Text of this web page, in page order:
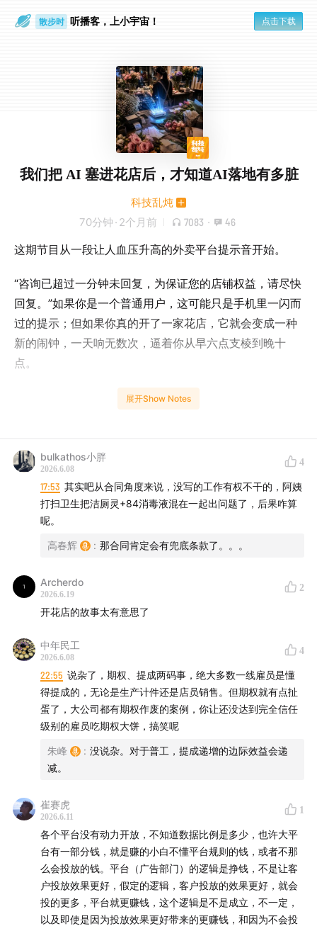
散步时 听播客，上小宇宙！ 点击下载
我们把 AI 塞进花店后，才知道AI落地有多脏
科技乱炖
70分钟 · 2个月前 7083 · 46
这期节目从一段让人血压升高的外卖平台提示音开始。
“咨询已超过一分钟未回复，为保证您的店铺权益，请尽快
回复。”如果你是一个普通用户，这可能只是手机里一闪而
过的提示；但如果你真的开了一家花店，它就会变成一种
新的闹钟，一天响无数次，逼着你从早六点支棱到晚十
点。
过去几年，大家聊 AI 落地，常常聊模型、Agent、工作
接进业务，而是先被现实按在地上摩擦一遍：花艺师不看
电脑、店员不愿盘点、外卖平台不开放数据、客户要看替
换后的效果图、老板被一分钟响应考核追着跑。
于是这期节目不是一次关于 AI 的宏大论道，而是一场很
具体、很狼狈，也很有价值的实践复盘。我们聊了为什么
生成花束图片看似简单实际很难，为什么线下行业最难的
地方常常不是技术，而是人、平台、流程和那些没人愿意
你会听到一个很反直觉的判断：AI 真正能落地的地方，往
往不是老板最先想象出来的地方，而是在你亲自开店、亲
自接单、亲自被平台规则折磨之后，才会从一堆琐碎细节
里冒出来。
相关链接
【本期主播】
朱峰：「津津乐道播客网络」创始人，产品及技术专
家。（微博：@zhufengme）
某高老师：「科技乱炖」主播，资深运维专家，互联网
和 IT 行业从业20 年，现任某互联网安全公司高管。
展开Show Notes
bulkathos小胖
2026.6.08
4
17:53 其实吧从合同角度来说，没写的工作有权不干的，阿姨
打扫卫生把洁厕灵+84消毒液混在一起出问题了，后果咋算
呢。
高春辉 : 那合同肯定会有兜底条款了。。。
Archerdo
2026.6.19
2
开花店的故事太有意思了
中年民工
2026.6.08
4
22:55 说杂了，期权、提成两码事，绝大多数一线雇员是懂
得提成的，无论是生产计件还是店员销售。但期权就有点扯
蛋了，大公司都有期权作废的案例，你让还没达到完全信任
级别的雇员吃期权大饼，搞笑呢
朱峰 : 没说杂。对于普工，提成递增的边际效益会递
减。
崔赛虎
2026.6.11
1
各个平台没有动力开放，不知道数据比例是多少，也许大平
台有一部分钱，就是赚的小白不懂平台规则的钱，或者不那
么会投放的钱。平台（广告部门）的逻辑是挣钱，不是让客
户投放效果更好，假定的逻辑，客户投放的效果更好，就会
投的更多，平台就更赚钱，这个逻辑是不是成立，不一定，
以及即使是因为投放效果更好带来的更赚钱，和因为不会投